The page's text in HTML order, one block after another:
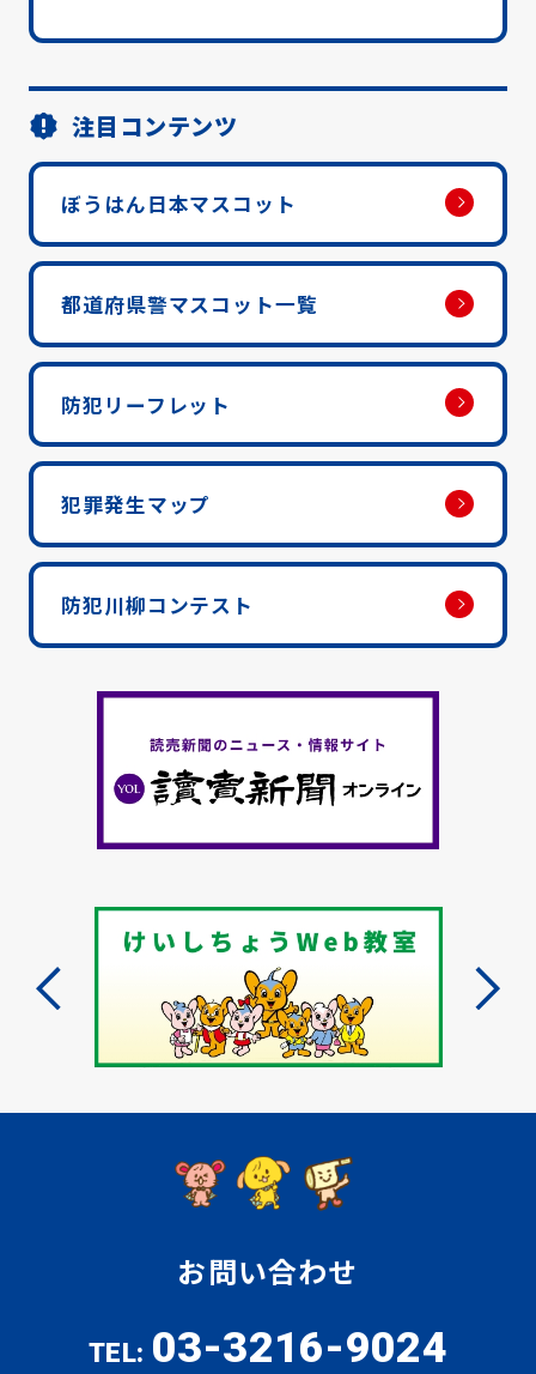
注目コンテンツ
ぼうはん日本マスコット
都道府県警マスコット一覧
防犯リーフレット
犯罪発生マップ
防犯川柳コンテスト
お問い合わせ
TEL: 03-3216-9024